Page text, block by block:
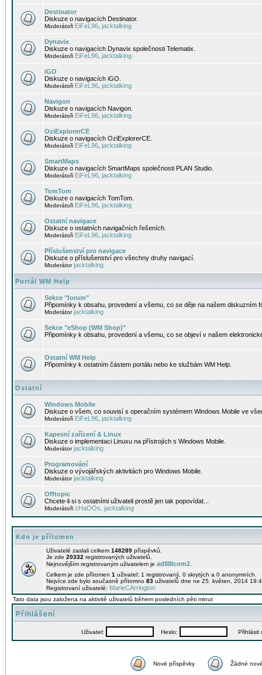
Destinator
Diskuze o navigacích Destinator.
Moderátoři EiFeL96 jacktalking
Dynavix
Diskuze o navigacích Dynavix společnosti Telematix.
Moderátoři EiFeL96 jacktalking
iGO
Diskuze o navigacích iGO.
Moderátoři EiFeL96 jacktalking
Navigon
Diskuze o navigacích Navigon.
Moderátoři EiFeL96 jacktalking
OziExplorerCE
Diskuze o navigacích OziExplorerCE.
Moderátoři EiFeL96 jacktalking
SmartMaps
Diskuze o navigacích SmartMaps společnosti PLAN Studio.
Moderátoři EiFeL96 jacktalking
TomTom
Diskuze o navigacích TomTom.
Moderátoři EiFeL96 jacktalking
Ostatní navigace
Diskuze o ostatních navigačních řešeních.
Moderátoři EiFeL96 jacktalking
Příslušenství pro navigace
Diskuze o příslušenství pro všechny druhy navigací.
Moderátorjacktalking
Portál WM Help
Sekce "forum"
Připomínky k obsahu, provedení a všemu, co se děje na našem diskuzním
Moderátorjacktalking
Sekce "eShop (WM Shop)"
Připomínky k obsahu, provedení a všemu, co se objeví v našem
Ostatní WM Help
Připomínky k ostatním částem portálu nebo ke službám WM Help.
Ostatní
Windows Mobile
Diskuze o všem, co souvisí s operačním systémem Windows Mobile ve
Moderátoři EiFeL96 jacktalking
Kapesní zařízení & Linux
Diskuze o implementaci Linuxu na přístrojích s Windows Mobile.
Moderátorjacktalking
Programování
Diskuze o vývojářských aktivitách pro Windows Mobile.
Moderátorjacktalking
Offtopic
Chcete-li si s ostatními uživateli prostě jen tak popovídat...
Moderátoři cHaOOs jacktalking
Kdo je přítomen
Uživatelé zaslali celkem 148289 příspěvků.
Je zde 20332 registrovaných uživatelů.
Nejnovějším registrovaným uživatelem je ad88lcom2
Celkem je zde přítomen 1 uživatel: 1 registrovaný, 0 skrytých a 0
Nejvíce zde bylo současně přítomno 83 uživatelů dne ne 25. květen, 2014
Registrovaní uživatelé: MarieCArrington
Tato data jsou založena na aktivitě uživatelů během posledních pěti minut
Přihlášení
Uživatel: Heslo: Přihlásit
Nové příspěvky Žádné